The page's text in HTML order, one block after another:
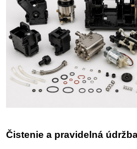
Čistenie a pravidelná